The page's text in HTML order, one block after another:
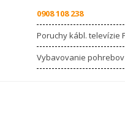
0908 108 238
Poruchy kábl. televízie
Vybavovanie